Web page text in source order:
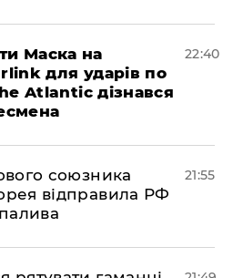
Маска на
для ударів по
Atlantic дізнався
22:40
союзника
відправила РФ
21:55